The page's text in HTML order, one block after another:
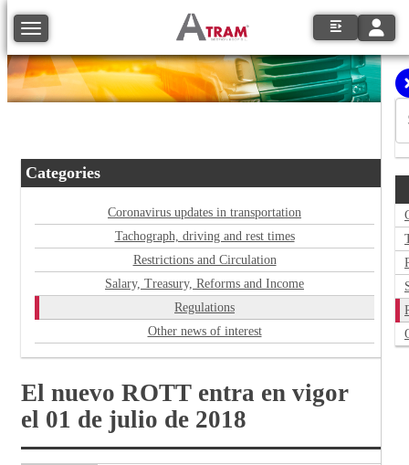
Toggle navigation
Categories
Coronavirus updates in transportation
Tachograph, driving and rest times
Restrictions and Circulation
Salary, Treasury, Reforms and Income
Regulations
Other news of interest
El nuevo ROTT entra en vigor
el 01 de julio de 2018